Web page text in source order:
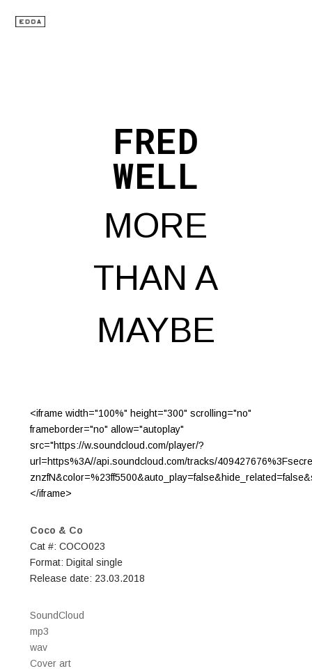
FRED
WELL
MORE
THAN A
MAYBE
<iframe width="100%" height="300" scrolling="no"
frameborder="no" allow="autoplay"
src="https://w.soundcloud.com/player/?
url=https%3A//api.soundcloud.com/tracks/
</iframe>
Coco & Co
Cat #: COCO023
Format: Digital single
Release date: 23.03.2018
SoundCloud
mp3
wav
Cover art